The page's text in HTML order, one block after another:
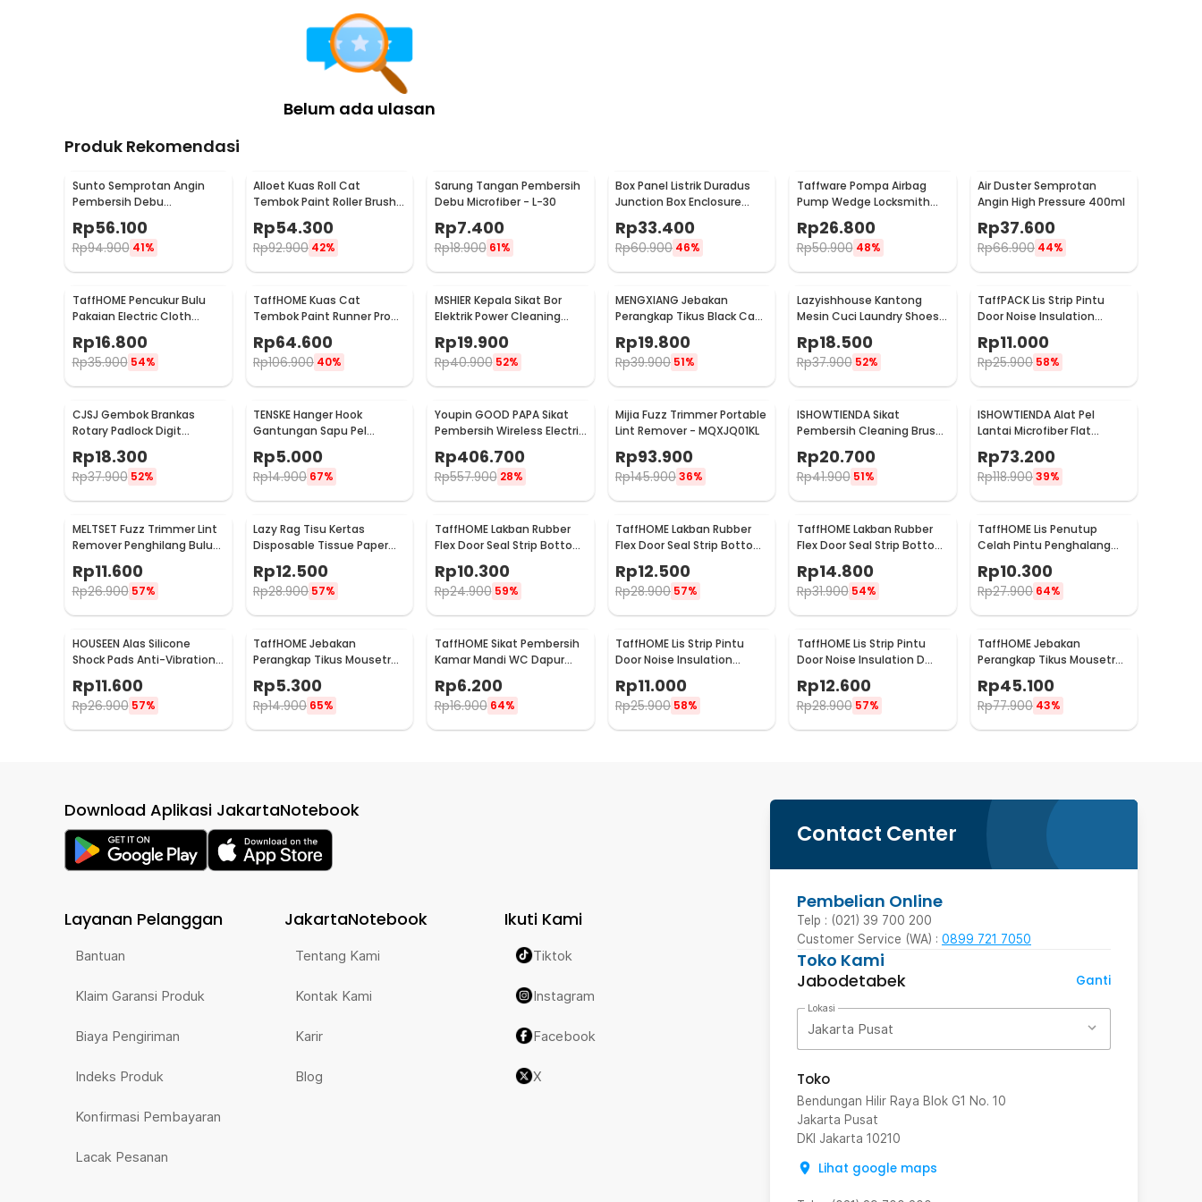
Rincian yang Anda dapatkan untuk pembelian produk ini:
1 x Elbow Pipa Kabel Listrik Fitting Conduit Knee Knie L 90 Galvanis 22mm
Belum ada ulasan
Produk Rekomendasi
Sunto Semprotan Angin
Pembersih Debu
Compressed Air Duster
400ml - ST1003
Rp56.100
Rp94.900 41%
Alloet Kuas Roll Cat
Tembok Paint Roller Brush
8.5cm - HD-TVYQS
Rp54.300
Rp92.900 42%
Sarung Tangan Pembersih
Debu Microfiber - L-30
Rp7.400
Rp18.900 61%
Box Panel Listrik Duradus
Junction Box Enclosure
Waterproof 158x90mm -
B1589
Rp33.400
Rp60.900 46%
Taffware Pompa Airbag
Pump Wedge Locksmith
Tools Size L
Rp26.800
Rp50.900 48%
Air Duster Semprotan
Angin High Pressure 400ml
Rp37.600
Rp66.900 44%
TaffHOME Pencukur Bulu
Pakaian Electric Cloth
Fabric Shaver - FL-188
Rp16.800
Rp35.900 54%
TaffHOME Kuas Cat
Tembok Paint Runner Pro
Roller - DY-526
Rp64.600
Rp106.900 40%
MSHIER Kepala Sikat Bor
Elektrik Power Cleaning
Rp19.900
Rp40.900 52%
MENGXIANG Jebakan
Perangkap Tikus Black Cat
Mousetrap 2 PCS - JB56
Rp19.800
Rp39.900 51%
Lazyishhouse Kantong
Mesin Cuci Laundry Shoes
Washing Mesh Bag - 62319
Rp18.500
Rp37.900 52%
TaffPACK Lis Strip Pintu
Door Noise Insulation
Rp11.000
Rp25.900 58%
CJSJ Gembok Brankas
Rotary Padlock Digit
Combination Padlock -
CH-209
Rp18.300
Rp37.900 52%
TENSKE Hanger Hook
Gantungan Sapu Pel
Rp5.000
Rp14.900 67%
Youpin GOOD PAPA Sikat
Pembersih Wireless Electric
Cleaning - CL99
Rp406.700
Rp557.900 28%
Mijia Fuzz Trimmer Portable
Lint Remover - MQXJQ01KL
Rp93.900
Rp145.90036%
ISHOWTIENDA Sikat
Pembersih Cleaning Brush
S0026
Rp20.700
Rp41.900 51%
ISHOWTIENDA Alat Pel
Lantai Microfiber Flat
Flexible Head with Bucket -
FMI60
Rp73.200
Rp118.90039%
MELTSET Fuzz Trimmer Lint
Remover Penghilang Bulu
Serat Kain - CV8805
Rp11.600
Rp26.900 57%
Lazy Rag Tisu Kertas
Disposable Tissue Paper
MB104P
Rp12.500
Rp28.900 57%
TaffHOME Lakban Rubber
Flex Door Seal Strip Bottom
Waterproof 25mmx5M -
TP39
Rp10.300
Rp24.900 59%
TaffHOME Lakban Rubber
Flex Door Seal Strip Bottom
TP39
Rp12.500
Rp28.900 57%
TaffHOME Lakban Rubber
Flex Door Seal Strip Bottom
Waterproof 45mmx5M -
TP39
Rp14.800
Rp31.900 54%
TaffHOME Lis Penutup
Celah Pintu Penghalang
Debu Door Bottom Seal 1M
- LQ7
Rp10.300
Rp27.900 64%
HOUSEEN Alas Silicone
Shock Pads Anti-Vibration
Mats 4 PCS - NY522
Rp11.600
Rp26.900 57%
TaffHOME Jebakan
Perangkap Tikus Mousetrap
Sensitive - ZL-2021
Rp5.300
Rp14.900 65%
TaffHOME Sikat Pembersih
Kamar Mandi WC Dapur
Sponge Brush - 8211
Rp6.200
Rp16.900 64%
TaffHOME Lis Strip Pintu
Door Noise Insulation
5Mx9mmx9mm - KK-061
Rp11.000
Rp25.900 58%
TaffHOME Lis Strip Pintu
Door Noise Insulation D
Tape 9x6mm 10M - KK-062
Rp12.600
Rp28.900 57%
TaffHOME Jebakan
Perangkap Tikus Mousetrap
Rp45.100
Rp77.900 43%
Contact Center
Pembelian Online
Telp : (021) 39 700 200
Customer Service (WA) : 0899 721 7050
Toko Kami
Jabodetabek
Ganti
Lokasi
Jakarta Pusat
Toko
Bendungan Hilir Raya Blok G1 No. 10
Jakarta Pusat
DKI Jakarta 10210
Lihat google maps
Download Aplikasi JakartaNotebook
Layanan Pelanggan
Bantuan
Klaim Garansi Produk
Biaya Pengiriman
Indeks Produk
Konfirmasi Pembayaran
Lacak Pesanan
JakartaNotebook
Tentang Kami
Kontak Kami
Karir
Blog
Ikuti Kami
Tiktok
Instagram
Facebook
X